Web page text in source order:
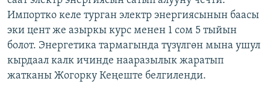
Импортко келе турган электр энергиясынын баасы
эки цент же азыркы курс менен 1 сом 5 тыйын
болот. Энергетика тармагында түзүлгөн мына ушул
кырдаал калк ичинде нааразылык жаратып
жатканы Жогорку Кеңеште белгиленди.